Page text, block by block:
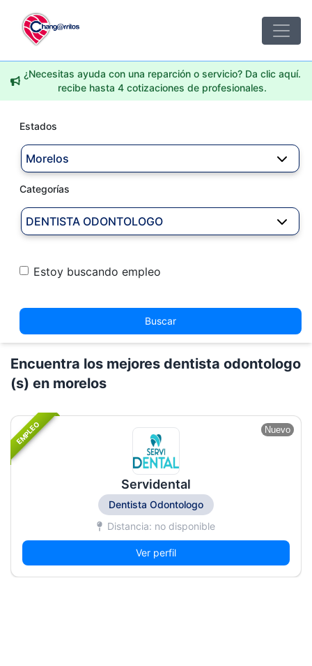
¿Necesitas ayuda con una reparción o servicio? Da clic aquí.
recibe hasta 4 cotizaciones de profesionales.
Estados
Morelos
Categorías
DENTISTA ODONTOLOGO
Estoy buscando empleo
Buscar
Encuentra los mejores dentista odontologo
(s) en morelos
EMPLEO Nuevo
Servidental
Dentista Odontologo
Distancia: no disponible
Ver perfil